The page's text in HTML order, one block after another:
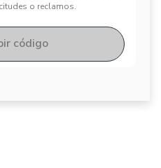
o reclamos.
código